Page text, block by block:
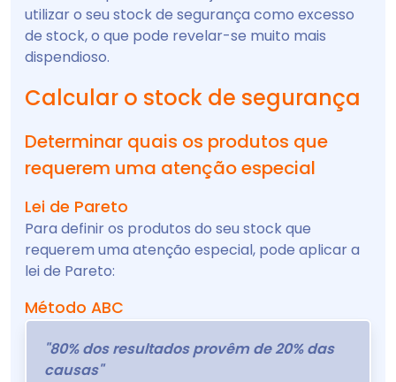
utilizar o seu stock de segurança como excesso
de stock, o que pode revelar-se muito mais
dispendioso.
Calcular o stock de segurança
Determinar quais os produtos que
requerem uma atenção especial
Lei de Pareto
Para definir os produtos do seu stock que
requerem uma atenção especial, pode aplicar a
lei de Pareto:
Método ABC
"80% dos resultados provêm de 20% das
causas"